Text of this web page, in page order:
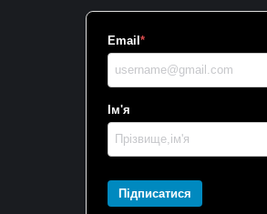
Email *
Ім'я
Підписатися